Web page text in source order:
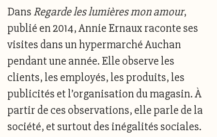
Dans Regarde les lumières mon amour,
publié en 2014, Annie Ernaux raconte ses
visites dans un hypermarché Auchan
pendantune année. Elle observe les
clients, les employés, les produits, les
publicités et l’organisation du magasin. À
partir de ces observations, elle parle de la
société, et surtout des inégalités sociales.